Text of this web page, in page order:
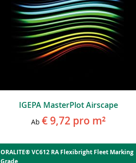
IGEPA MasterPlot Airscape
Ab € 9,72 pro m²
ORALITE® VC612 RA Flexibright Fleet Marking
Grade